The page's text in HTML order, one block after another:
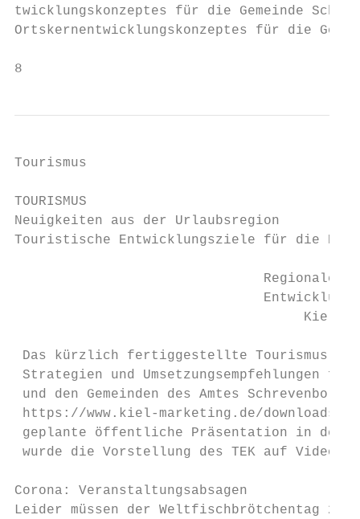
twicklungskonzeptes für die Gemeinde
Ortskernentwicklungskonzeptes für die
8
Tourismus
TOURISMUS
Neuigkeiten aus der Urlaubsregion
Touristische Entwicklungsziele für die
Regionales
Kieler
Das kürzlich fertiggestellte Tourismus-
Strategien und
und den Gemeinden des Amtes
https://www.kiel-marketing.de/downloads/
geplante öffentliche Präsentation in den
wurde die Vorstellung des TEK auf Video
Corona: Veranstaltungsabsagen
Leider müssen der Weltfischbrötchentag